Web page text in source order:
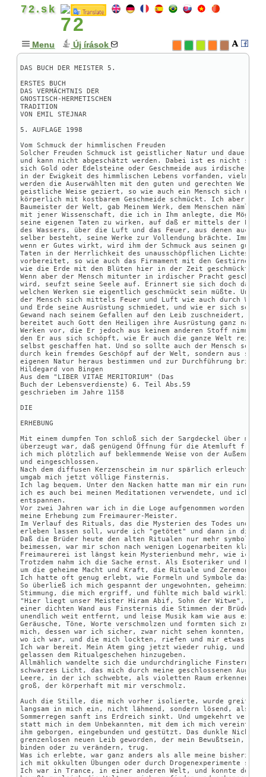
72.sk
Menu Új írások
MISZTIKA & MÁGIA
TAROT+
LINKEK, Download
Download
Franz Bardon texts
♥ Franz Bardon előadásai
FRABATO online
Frabato regény eltérései
Szimona útja Istenhez
Új cikkek listája
Tanulságos viccek
A mágia és a cenzúra
Verseim
Film, zene
Online hľadať v Biblii [Sk]
Job Shop Capacity Scheduling
Perfume
Linkek
Shani, a Karma irányítója
I-CHING +
MY WEB GO+